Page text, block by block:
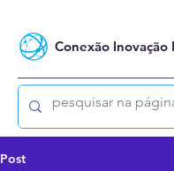
Conexão Inovação
Post